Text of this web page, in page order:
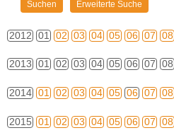
2012 01 02 03 04 05 06 07 08
2013 01 02 03 04 05 06 07 08
2014 01 02 03 04 05 06 07 08
2015 01 02 03 04 05 06 07 08